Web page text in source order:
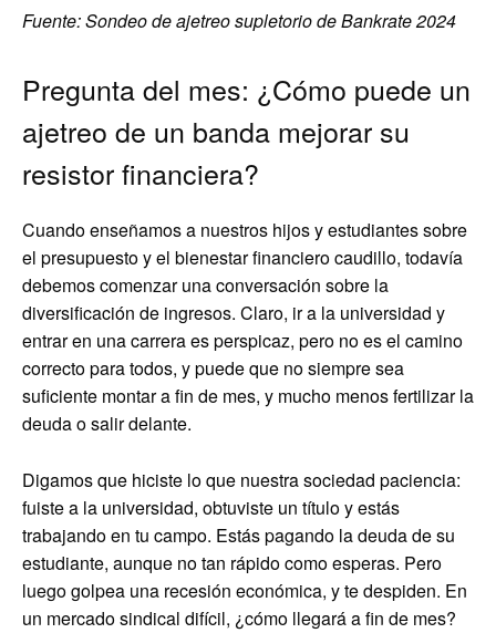
Fuente:Sondeo de ajetreo supletorio de Bankrate 2024
Pregunta del mes: ¿Cómo puede un
ajetreo de un banda mejorar su
resistor financiera?
Cuando enseñamos a nuestros hijos y estudiantes sobre
el presupuesto y el bienestar financiero caudillo, todavía
debemos comenzar una conversación sobre la
diversificación de ingresos. Claro, ir a la universidad y
entrar en una carrera es perspicaz, pero no es el camino
correcto para todos, y puede que no siempre sea
suficiente montar a fin de mes, y mucho menos fertilizar la
deuda o salir delante.
Digamos que hiciste lo que nuestra sociedad paciencia:
fuiste a la universidad, obtuviste un título y estás
trabajando en tu campo. Estás pagando la deuda de su
estudiante, aunque no tan rápido como esperas. Pero
luego golpea una recesión económica, y te despiden. En
un mercado sindical difícil, ¿cómo llegará a fin de mes?